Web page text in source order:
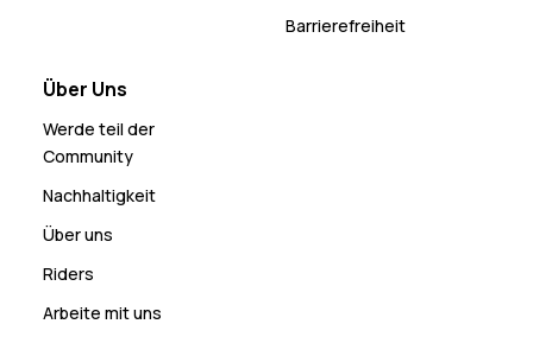
Barrierefreiheit
Über Uns
Werde teil der
Community
Nachhaltigkeit
Über uns
Riders
Arbeite mit uns